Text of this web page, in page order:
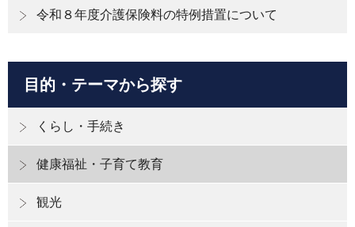
令和８年度介護保険料の特例措置について
目的・テーマから探す
くらし・手続き
健康福祉・子育て教育
観光